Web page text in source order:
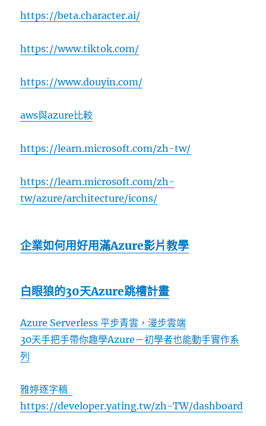
https://beta.character.ai/
https://www.tiktok.com/
https://www.douyin.com/
aws與azure比較
https://learn.microsoft.com/zh-tw/
https://learn.microsoft.com/zh-
tw/azure/architecture/icons/
企業如何用好用滿Azure影片教學
白眼狼的30天Azure跳槽計畫
Azure Serverless 平步青雲，漫步雲端
30天手把手帶你趣學Azure－初學者也能動手實作系
列
雅婷逐字稿
https://developer.yating.tw/zh-TW/dashboard